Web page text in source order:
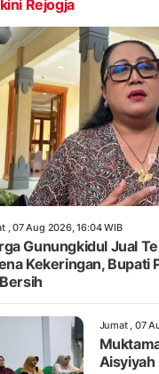
Rejogja
, 07 Aug 2026, 16:04 WIB
Gunungkidul Jual
Kekeringan, Bupati
Jumat , 07
Aisyiyah